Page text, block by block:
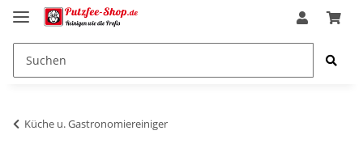
Küche u. Gastronomiereiniger